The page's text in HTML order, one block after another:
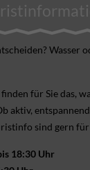
Wasser
für Sie das,
aktiv,
sind gern für
18:30 Uhr